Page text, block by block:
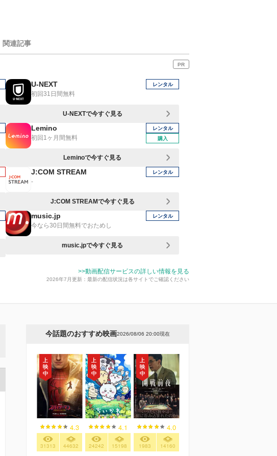
関連記事
PR
U-NEXT
初回31日間無料
レンタル
U-NEXTで今すぐ見る
Lemino
初回1ヶ月間無料
レンタル
購入
Leminoで今すぐ見る
J:COM STREAM
-
レンタル
J:COM STREAMで今すぐ見る
music.jp
今なら30日間無料でおためし
レンタル
music.jpで今すぐ見る
>>動画配信サービスの詳しい情報を見る
2026年7月更新：最新の配信状況は各サイトでご確認ください
今話題のおすすめ映画2026/08/06 20:00現在
4.3
31313 44632
4.1
24242 15198
4.0
1983 14160